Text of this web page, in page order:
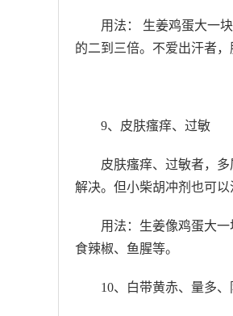
用法： 生姜鸡蛋大一
的二到三倍。不爱出汗者
9、皮肤瘙痒、过敏
皮肤瘙痒、过敏者，
解决。但小柴胡冲剂也可以
用法：生姜像鸡蛋大
食辣椒、鱼腥等。
10、白带黄赤、量多、